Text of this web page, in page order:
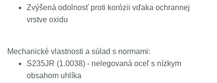
Zvýšená odolnosť proti korózii vďaka ochrannej
vrstve oxidu
Mechanické vlastnosti a súlad s normami:
S235JR (1.0038) - nelegovaná oceľ s nízkym
obsahom uhlíka